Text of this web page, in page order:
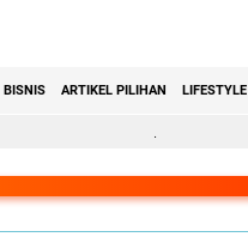
BISNIS ARTIKEL PILIHAN LIFESTYLE